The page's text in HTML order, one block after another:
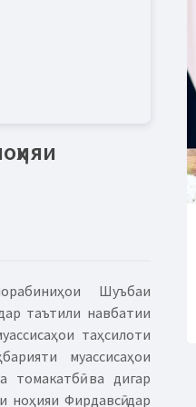
Шуъбаи
таътили навбатии
таҳсилоти
муассисаҳои
томакатбӣ ва дигар
Фирдавсӣ дар